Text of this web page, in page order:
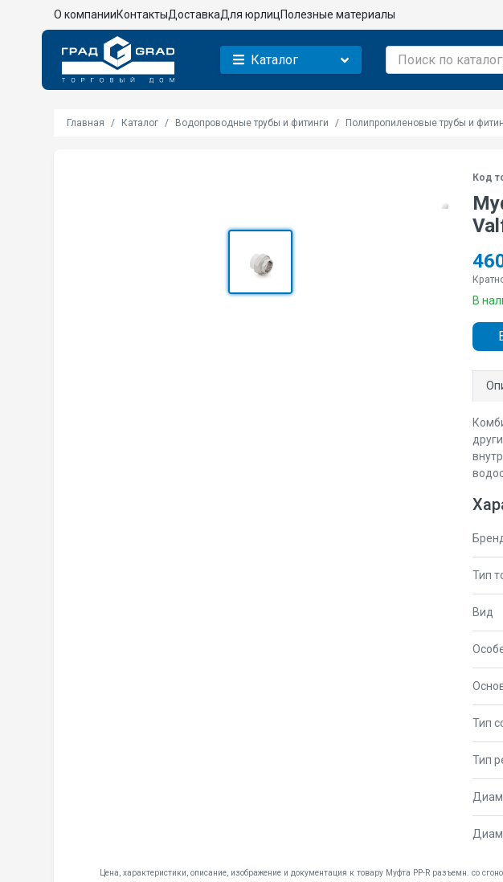
О компанииКонтактыДоставкаДля юрлицПолезные материалы
Каталог
Главная Каталог Водопроводные трубы и фитинги Полипропиленовые трубы и
Код
В
Тип
Вид
Тип
Тип
Цена, характеристики, описание, изображение и документация к товару Муфта PP-R разъемн. со